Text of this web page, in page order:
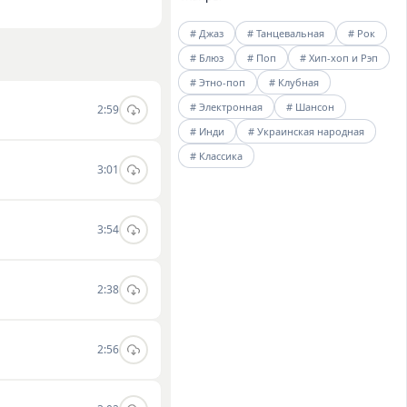
исполнителя вы
2:59
3:01
3:54
2:38
2:56
# Джаз # Танцевальная
# Рок
# Блюз
# Поп
# Хип-хоп и Рэп
# Этно-поп
# Клубная
# Электронная
# Шансон
# Инди
# Украинская народная
# Классика